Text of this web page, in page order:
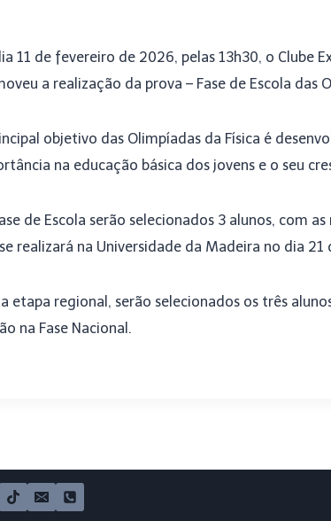
11 de fevereiro de 2026, pelas 13h30, o Clube
a realização da prova – Fase de Escola das
objetivo das Olimpíadas da Física é
na educação básica dos jovens e o seu
de Escola serão selecionados 3 alunos, com
realizará na Universidade da Madeira no dia
etapa regional, serão selecionados os três
na Fase Nacional.